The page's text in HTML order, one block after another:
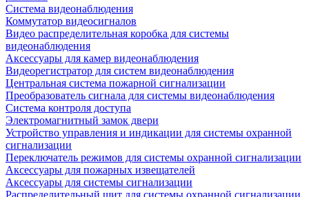
Система видеонаблюдения
Коммутатор видеосигналов
Видео распределительная коробка для системы
видеонаблюдения
Аксессуары для камер видеонаблюдения
Видеорегистратор для систем видеонаблюдения
Центральная система пожарной сигнализации
Преобразователь сигнала для системы видеонаблюдения
Система контроля доступа
Электромагнитный замок двери
Устройство управления и индикации для системы охранной
сигнализации
Переключатель режимов для системы охранной сигнализации
Аксессуары для пожарных извещателей
Аксессуары для системы сигнализации
Распределительный щит для системы охранной сигнализации